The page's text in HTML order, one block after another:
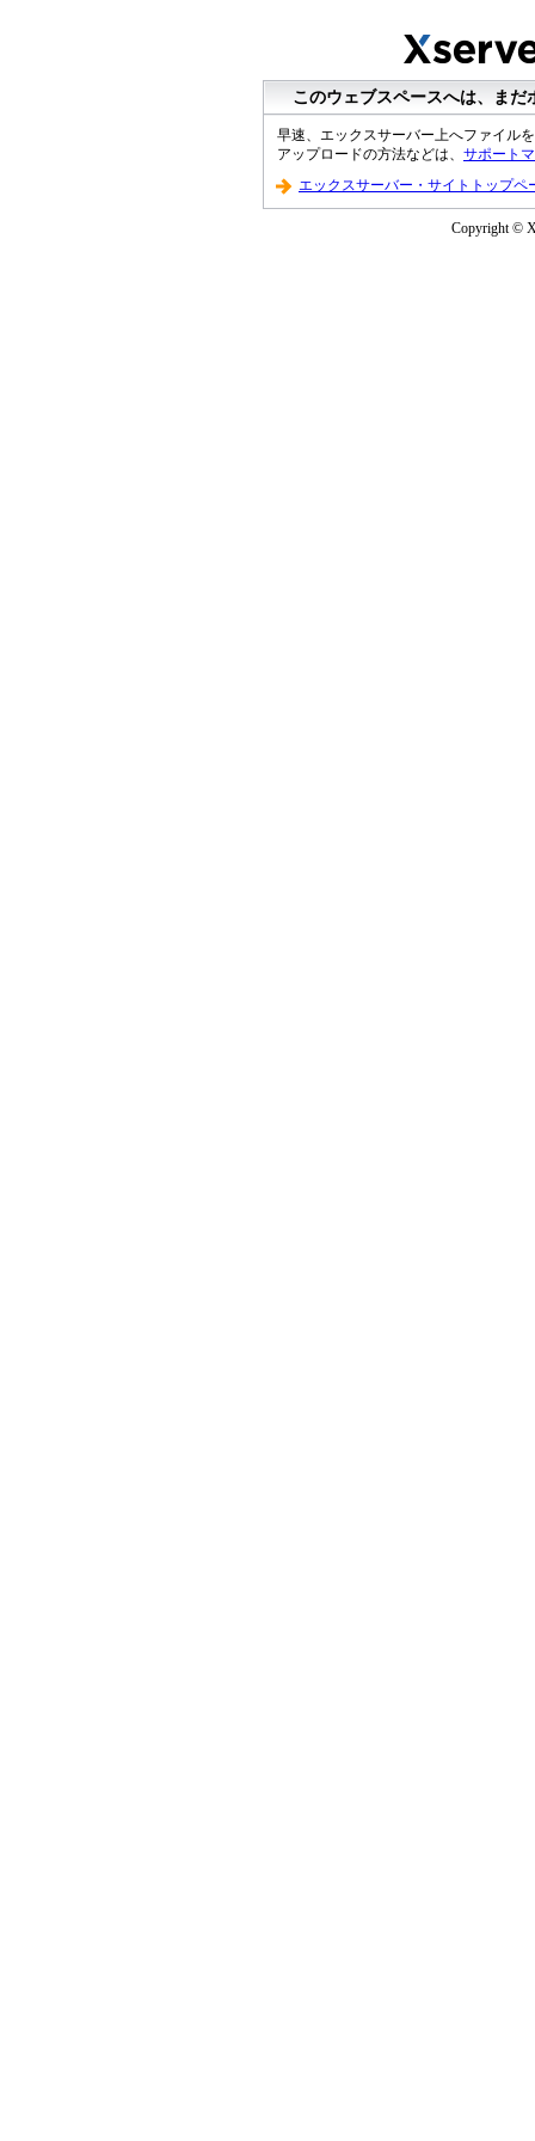
このウェブスペースへは、ま
早速、エックスサーバー上へファイル
アップロードの方法などは、 サポート
エックスサーバー・サイトトップペ
Copyright ©